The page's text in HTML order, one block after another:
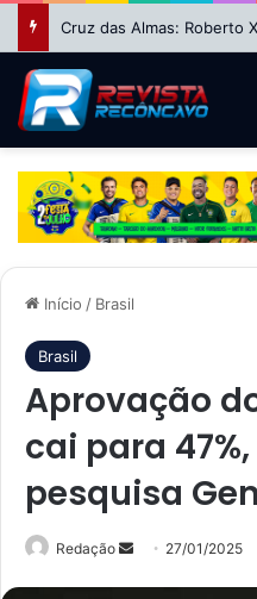
Início / Brasil
Brasil
Aprovação
cai para
pesquisa
Redação
Mande27/01/2025